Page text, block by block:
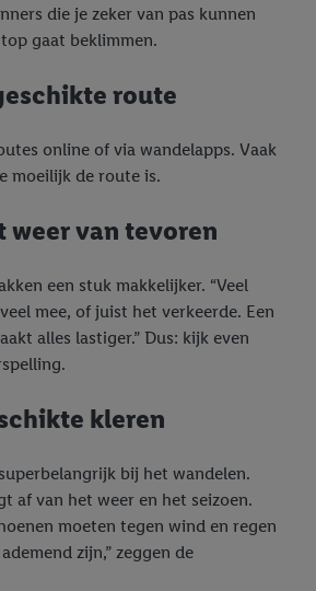
die je zeker van pas kunnen
gaat beklimmen.
route
online of via wandelapps. Vaak
moeilijk de route is.
weer van tevoren
een stuk makkelijker. “Veel
mee, of juist het verkeerde. Een
alles lastiger.” Dus: kijk even
kleren
bij het wandelen.
af van het weer en het seizoen.
moeten tegen wind en regen
zijn,” zeggen de